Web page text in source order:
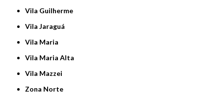
Vila Guilherme
Vila Jaraguá
Vila Maria
Vila Maria Alta
Vila Mazzei
Zona Norte